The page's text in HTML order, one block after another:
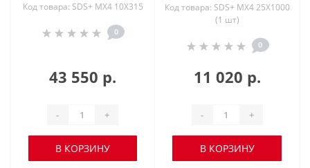
Код товара: SDS+ MX4 10X315
0
43 550 р.
- +
В КОРЗИНУ
Код товара: SDS+ MX4 25X1000
(1 шт)
0
11 020 р.
- +
В КОРЗИНУ